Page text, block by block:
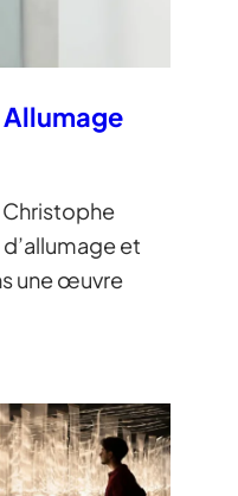
Christophe
et
une œuvre